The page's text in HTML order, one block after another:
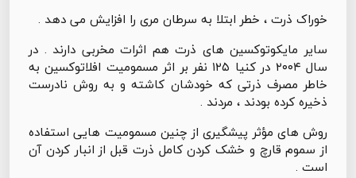
خوراک ذرت ، خطر ابتلا به سرطان مری را افزایش می دهد .
سایر مایکوتوکسین های ذرت هم اثرات مخربی دارند . در
سال ۲۰۰۴ در کنیا ۱۲۵ نفر بر اثر مسمومیت افلاتوکسین به
خاطر مصرف ذرتی که خودشان کاشته و به روش نادرست
ذخیره کرده بودند ، مردند .
روش های مؤثر پیشگیری از چنین مسمومیت هایی استفاده
از سموم قارچ و خشک کردن کامل ذرت قبل از انبار کردن آن
است .